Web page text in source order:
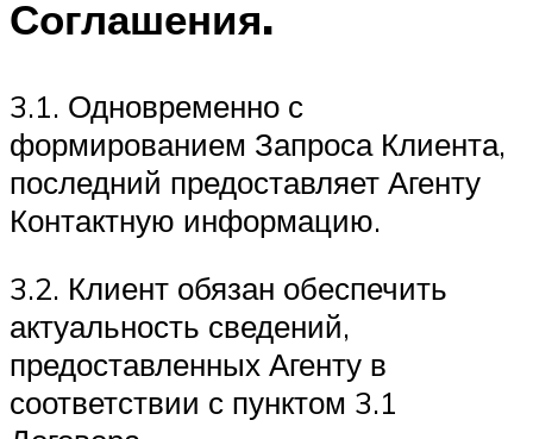
Соглашения.
3.1. Одновременно с
формированием Запроса Клиента,
последний предоставляет Агенту
Контактную информацию.
3.2. Клиент обязан обеспечить
актуальность сведений,
предоставленных Агенту в
соответствии с пунктом 3.1